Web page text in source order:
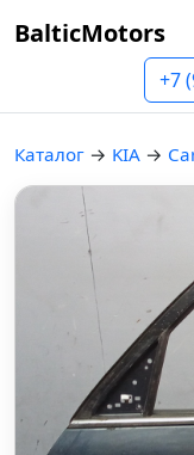
BalticMotors
+7
Каталог → KIA →